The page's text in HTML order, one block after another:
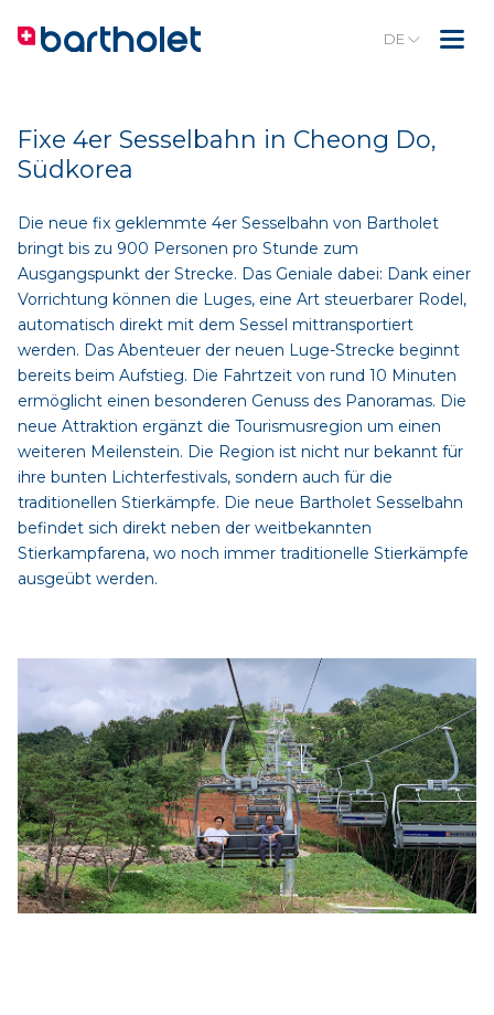
DE
Fixe 4er Sesselbahn in Cheong Do,
Südkorea
Die neue fix geklemmte 4er Sesselbahn von Bartholet
bringt bis zu 900 Personen pro Stunde zum
Ausgangspunkt der Strecke. Das Geniale dabei: Dank einer
Vorrichtung können die Luges, eine Art steuerbarer Rodel,
automatisch direkt mit dem Sessel mittransportiert
werden. Das Abenteuer der neuen Luge-Strecke beginnt
bereits beim Aufstieg. Die Fahrtzeit von rund 10 Minuten
ermöglicht einen besonderen Genuss des Panoramas. Die
neue Attraktion ergänzt die Tourismusregion um einen
weiteren Meilenstein. Die Region ist nicht nur bekannt für
ihre bunten Lichterfestivals, sondern auch für die
traditionellen Stierkämpfe. Die neue Bartholet Sesselbahn
befindet sich direkt neben der weitbekannten
Stierkampfarena, wo noch immer traditionelle Stierkämpfe
ausgeübt werden.